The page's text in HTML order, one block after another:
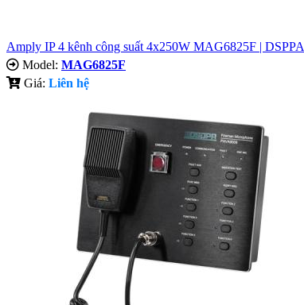
Amply IP 4 kênh công suất 4x250W MAG6825F | DSPPA
Model: MAG6825F
Giá: Liên hệ